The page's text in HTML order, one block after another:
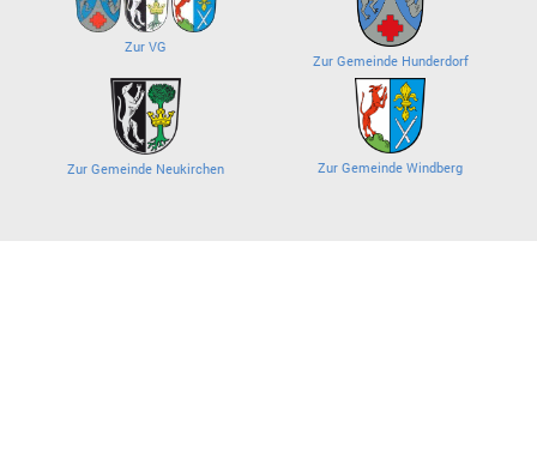
Zur VG
Zur Gemeinde Hunderdorf
Zur Gemeinde Neukirchen Zur Gemeinde Windberg